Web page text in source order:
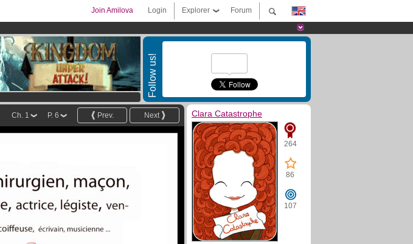
Forum
Explorer
Login
Join Amilova
Follow us!
Next
Prev.
P. 6
Ch. 1 Clara Catastrophe
264
86
107